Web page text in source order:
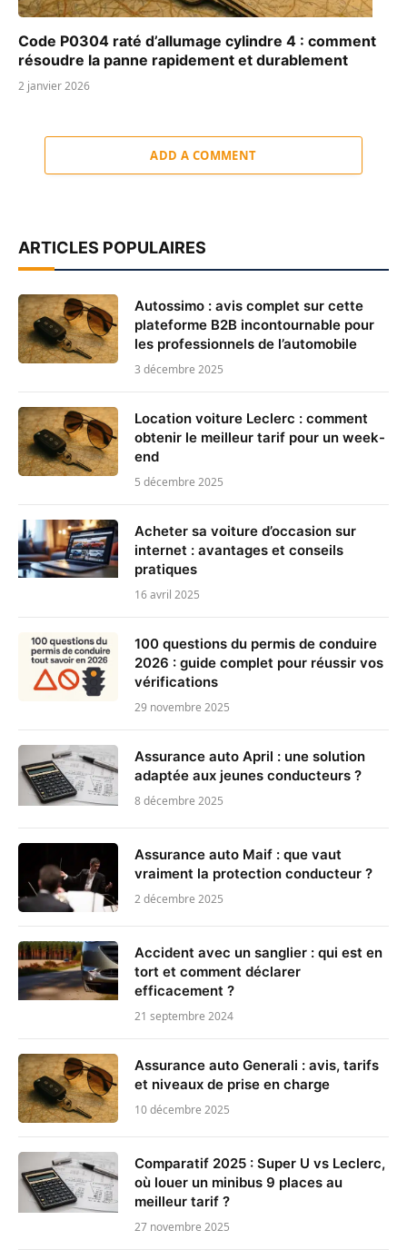
Code P0304 raté d’allumage cylindre 4 : comment
résoudre la panne rapidement et durablement
2 janvier 2026
ADD A COMMENT
ARTICLES POPULAIRES
Autossimo : avis complet sur cette
plateforme B2B incontournable pour
les professionnels de l’automobile
3 décembre 2025
Location voiture Leclerc : comment
obtenir le meilleur tarif pour un week-
end
5 décembre 2025
Acheter sa voiture d’occasion sur
internet : avantages et conseils
pratiques
16 avril 2025
100 questions du permis de conduire
2026 : guide complet pour réussir vos
vérifications
29 novembre 2025
Assurance auto April : une solution
adaptée aux jeunes conducteurs ?
8 décembre 2025
Assurance auto Maif : que vaut
vraiment la protection conducteur ?
2 décembre 2025
Accident avec un sanglier : qui est en
tort et comment déclarer
efficacement ?
21 septembre 2024
Assurance auto Generali : avis, tarifs
et niveaux de prise en charge
10 décembre 2025
Comparatif 2025 : Super U vs Leclerc,
où louer un minibus 9 places au
meilleur tarif ?
27 novembre 2025